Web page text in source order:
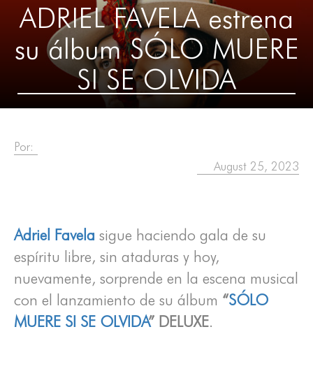
ADRIEL FAVELA estrena
su álbum SÓLO MUERE
SI SE OLVIDA
Por:
August 25, 2023
Adriel Favela sigue haciendo gala de su
espíritu libre, sin ataduras y hoy,
nuevamente, sorprende en la escena musical
con el lanzamiento de su álbum “SÓLO
MUERE SI SE OLVIDA” DELUXE.